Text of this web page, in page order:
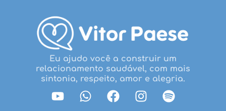
Eu ajudo você a construir um
relacionamento saudável, com mais
sintonia, respeito, amor e alegria.